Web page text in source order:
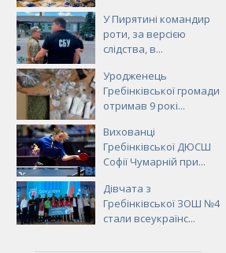
У Пирятині командир
роти, за версією
слідства, в...
Уродженець
Гребінківської громади
отримав 9 рокі...
Вихованці
Гребінківської ДЮСШ
Софії Чумарній при...
Дівчата з
Гребінківської ЗОШ №4
стали всеукраїнс...